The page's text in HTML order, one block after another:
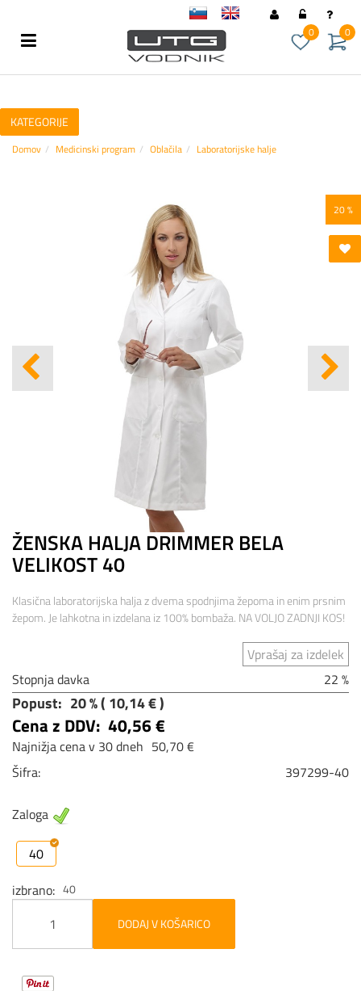
0
0
KATEGORIJE
Domov Medicinski program Oblačila Laboratorijske halje
20 %
ŽENSKA HALJA DRIMMER BELA
VELIKOST 40
Klasična laboratorijska halja z dvema spodnjima žepoma in enim prsnim
žepom. Je lahkotna in izdelana iz 100% bombaža. NA VOLJO ZADNJI KOS!
Vprašaj za izdelek
Stopnja davka
22 %
Popust: 20 % ( 10,14 € )
Cena z DDV: 40,56 €
Najnižja cena v 30 dneh 50,70 €
Šifra:
397299-40
Zaloga
40
izbrano
40
DODAJ V KOŠARICO